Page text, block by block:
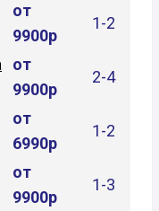
от
9900р
1-2
от
9900р
2-4
от
6990р
1-2
от
9900р
1-3